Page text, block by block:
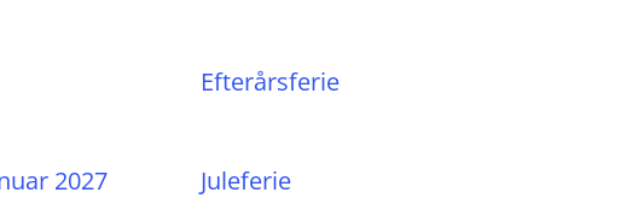
Efterårsferie
2027 Juleferie